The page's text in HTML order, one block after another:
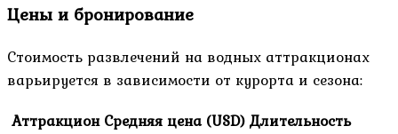
Цены и бронирование
Стоимость развлечений на водных аттракционах
варьируется в зависимости от курорта и сезона:
Аттракцион Средняя цена (USD)Длительность